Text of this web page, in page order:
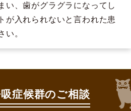
い、歯がグラグラになってし
が入れられないと言われた患
い。
症候群のご相談